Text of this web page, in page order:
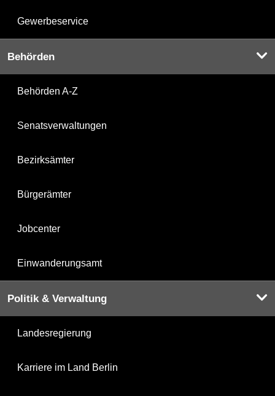
Gewerbeservice
Behörden
Behörden A-Z
Senatsverwaltungen
Bezirksämter
Bürgerämter
Jobcenter
Einwanderungsamt
Politik & Verwaltung
Landesregierung
Karriere im Land Berlin